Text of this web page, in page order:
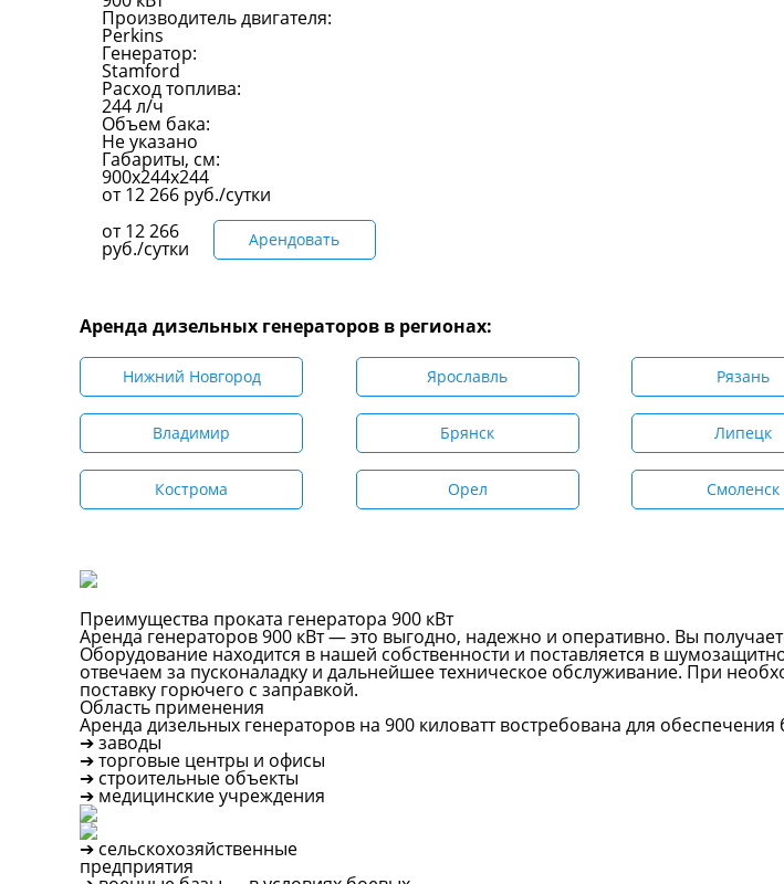
Производитель двигателя:
Perkins
Генератор:
Stamford
Расход топлива:
244 л/ч
Объем бака:
Не указано
Габариты, см:
900x244x244
от12 266 руб./сутки
от12 266
руб./сутки Арендовать
Аренда дизельных генераторов в регионах:
Нижний Новгород Ярославль Рязань
Владимир Брянск Липецк
Кострома Орел Смоленск
Преимущества проката генератора 900 кВт
Аренда генераторов 900 кВт — это выгодно, надежно и оперативно. Вы
Оборудование находится в нашей собственности и поставляется в
отвечаем за пусконаладку и дальнейшее техническое обслуживание. При
поставку горючего с заправкой.
Область применения
Аренда дизельных генераторов на 900 киловатт востребована для
➔ заводы
➔ торговые центры и офисы
➔ строительные объекты
➔ медицинские учреждения
➔ сельскохозяйственные
предприятия